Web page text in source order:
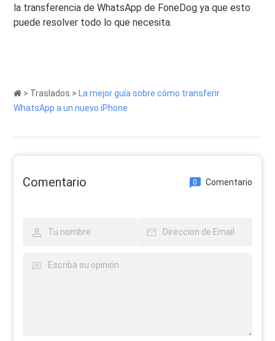
la transferencia de WhatsApp de FoneDog ya que esto
puede resolver todo lo que necesita.
> Traslados > La mejor guía sobre cómo transferir
WhatsApp a un nuevo iPhone
Comentario 0 Comentario